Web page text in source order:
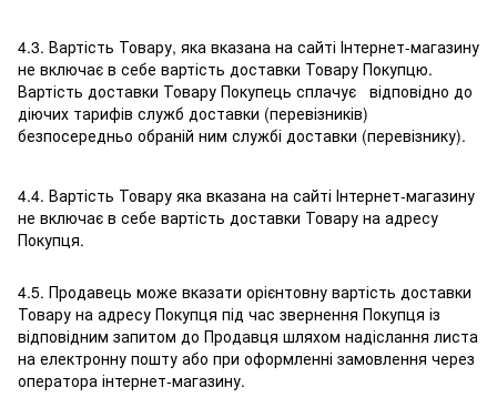
4.3. Вартість Товару, яка вказана на сайті Інтернет-магазину
не включає в себе вартість доставки Товару Покупцю.
Вартість доставки Товару Покупець сплачує відповідно до
діючих тарифів служб доставки (перевізників)
безпосередньо обраній ним службі доставки (перевізнику).
4.4. Вартість Товару яка вказана на сайті Інтернет-магазину
не включає в себе вартість доставки Товару на адресу
Покупця.
4.5. Продавець може вказати орієнтовну вартість доставки
Товару на адресу Покупця під час звернення Покупця із
відповідним запитом до Продавця шляхом надіслання листа
на електронну пошту або при оформленні замовлення через
оператора інтернет-магазину.